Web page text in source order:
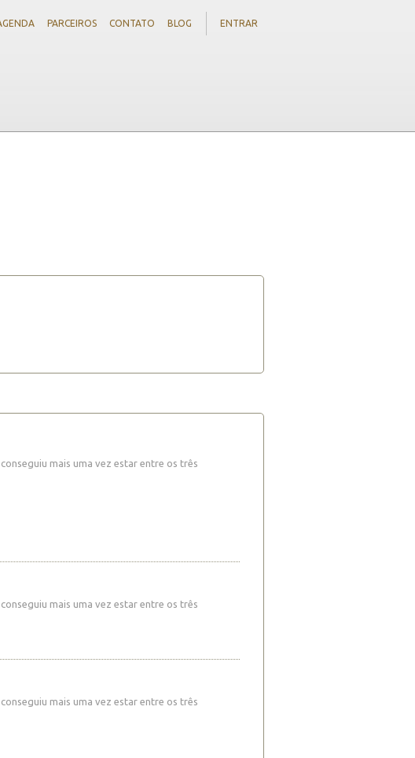
PARCEIROS CONTATO BLOG ENTRAR
mais uma vez estar entre os três
mais uma vez estar entre os três
mais uma vez estar entre os três